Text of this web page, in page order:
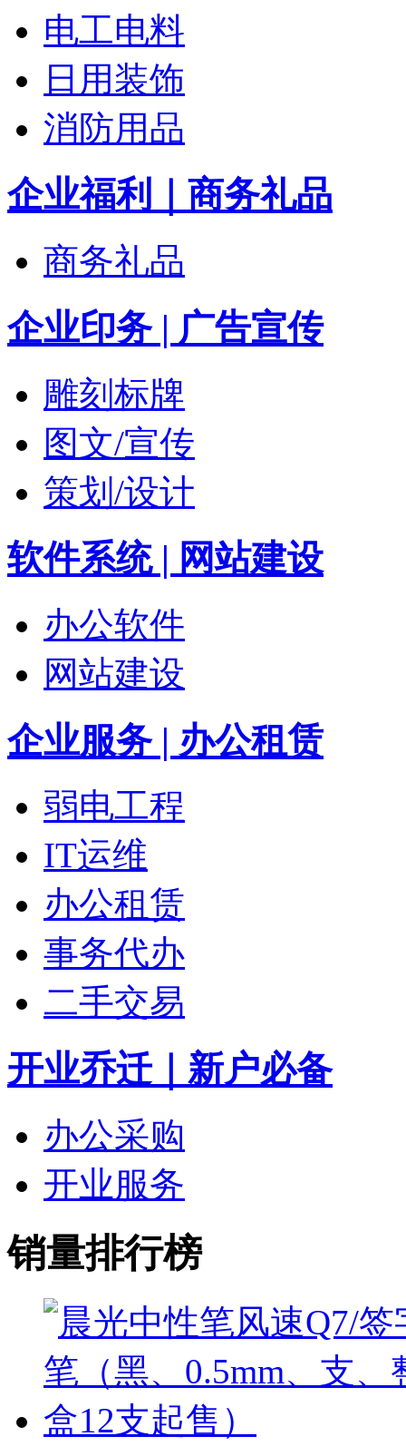
电工电料
日用装饰
消防用品
企业福利｜商务礼品
商务礼品
企业印务 | 广告宣传
雕刻标牌
图文/宣传
策划/设计
软件系统 | 网站建设
办公软件
网站建设
企业服务 | 办公租赁
弱电工程
IT运维
办公租赁
事务代办
二手交易
开业乔迁｜新户必备
办公采购
开业服务
销量排行榜